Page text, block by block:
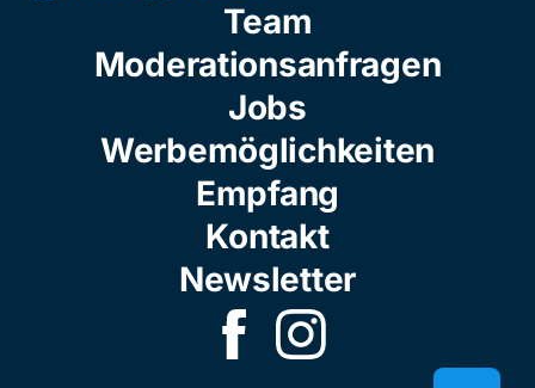
Team
Moderationsanfragen
Jobs
Werbemöglichkeiten
Empfang
Kontakt
Newsletter